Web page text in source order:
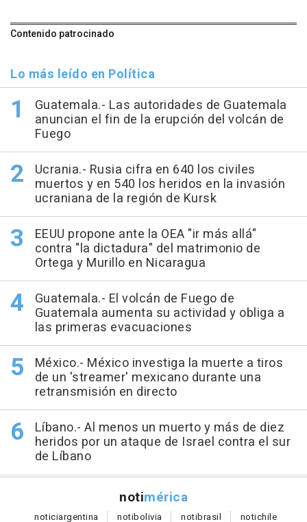
Contenido patrocinado
Lo más leído en Política
Guatemala.- Las autoridades de Guatemala
anuncian el fin de la erupción del volcán de
Fuego
Ucrania.- Rusia cifra en 640 los civiles
muertos y en 540 los heridos en la invasión
ucraniana de la región de Kursk
EEUU propone ante la OEA "ir más allá"
contra "la dictadura" del matrimonio de
Ortega y Murillo en Nicaragua
Guatemala.- El volcán de Fuego de
Guatemala aumenta su actividad y obliga a
las primeras evacuaciones
México.- México investiga la muerte a tiros
de un 'streamer' mexicano durante una
retransmisión en directo
Líbano.- Al menos un muerto y más de diez
heridos por un ataque de Israel contra el sur
de Líbano
notimérica
noticiargentina notibolivia notibrasil notichile